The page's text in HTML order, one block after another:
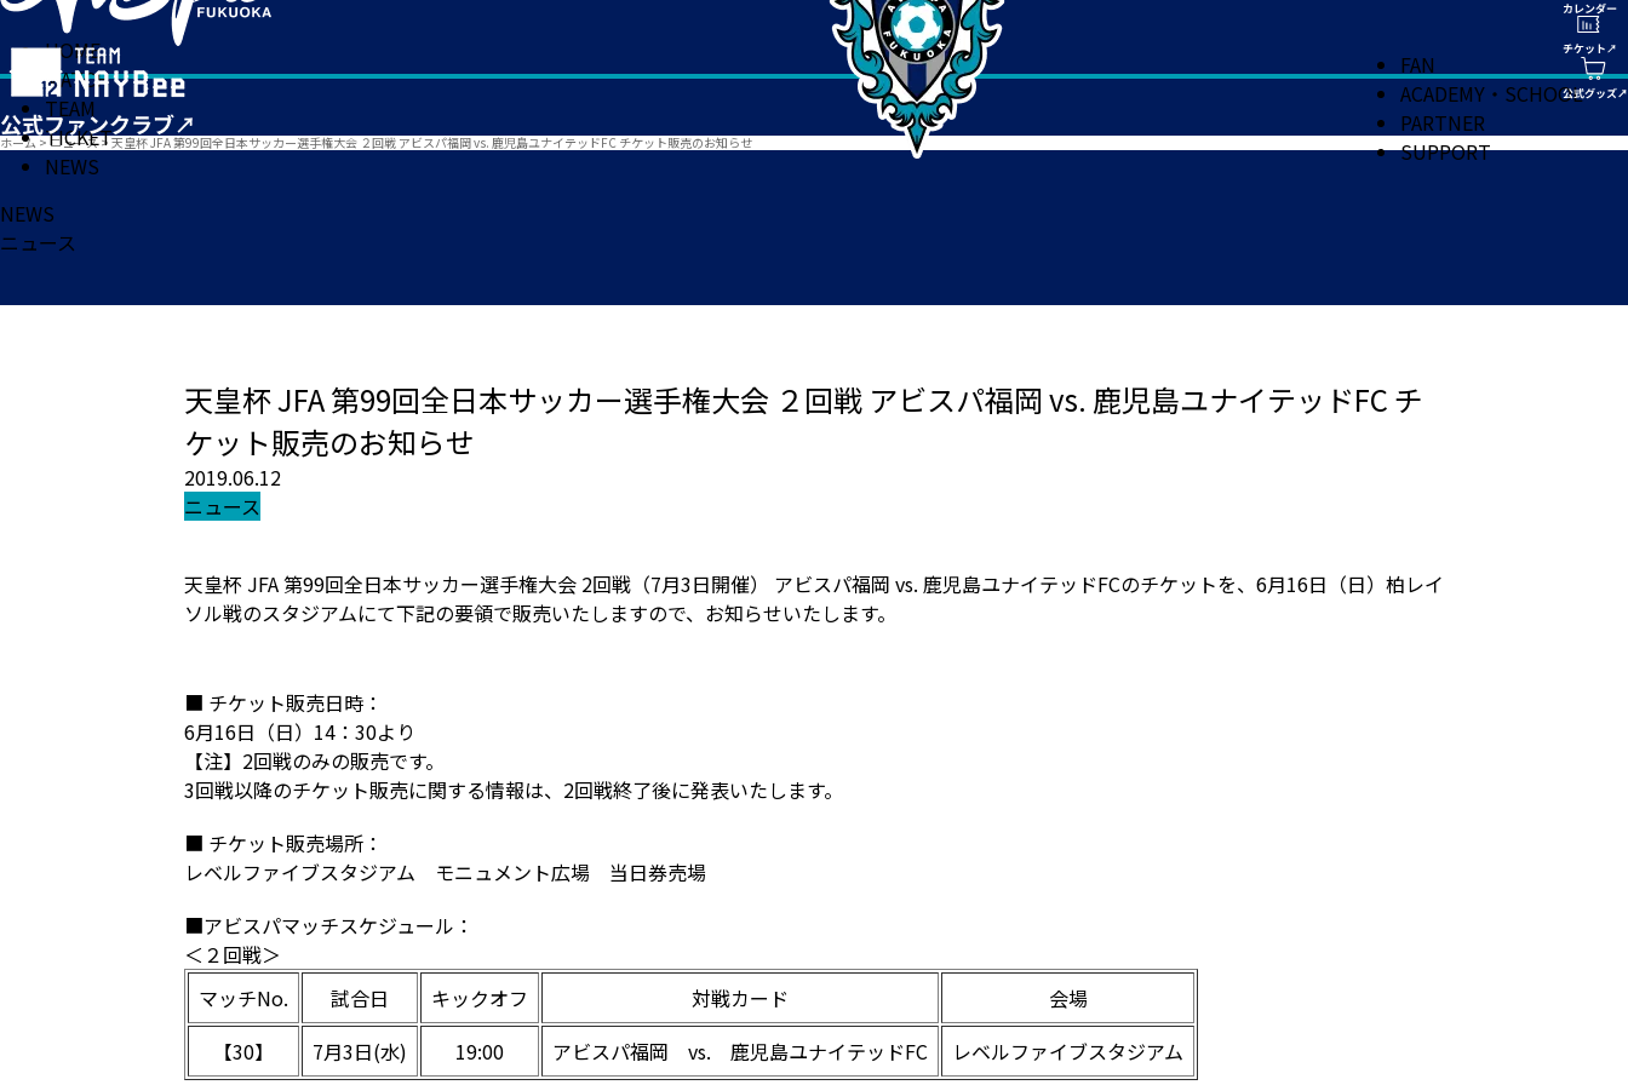
HOME
MATCH
TEAM
TICKET
NEWS
FAN
ACADEMY・SCHOOL
PARTNER
SUPPORT
ホーム > ニュース> 天皇杯 JFA 第99回全日本サッカー選手権大会 ２回戦 アビスパ福岡 vs. 鹿児島ユナイテッドFC チケット販売のお知らせ
NEWS
ニュース
天皇杯 JFA 第99回全日本サッカー選手権大会 ２回戦 アビスパ福岡 vs. 鹿児島ユナイテッドFC チ
ケット販売のお知らせ
2019.06.12
ニュース
天皇杯 JFA 第99回全日本サッカー選手権大会 2回戦（7月3日開催） アビスパ福岡 vs. 鹿児島ユナイテッドFCのチケットを、6月16日（日）柏レイ
ソル戦のスタジアムにて下記の要領で販売いたしますので、お知らせいたします。
■ チケット販売日時：
6月16日（日）14：30より
【注】2回戦のみの販売です。
3回戦以降のチケット販売に関する情報は、2回戦終了後に発表いたします。
■ チケット販売場所：
レベルファイブスタジアム モニュメント広場 当日券売場
■アビスパマッチスケジュール：
＜２回戦＞
マッチNo.
試合日 キックオフ 対戦カード
会場
【30】
7月3日(水) 19:00 アビスパ福岡 vs. 鹿児島ユナイテッドFC
レベルファイブスタジアム